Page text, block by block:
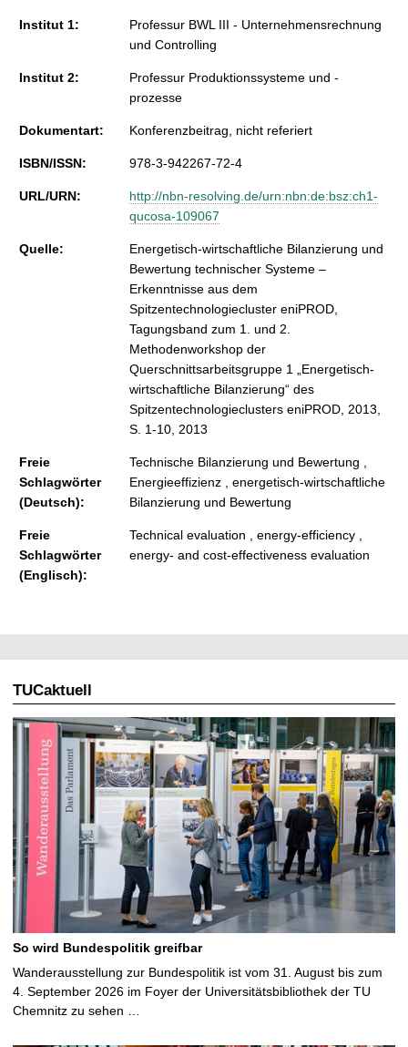
Institut 1:
Professur BWL III - Unternehmensrechnung
und Controlling
Institut 2:
Professur Produktionssysteme und -
prozesse
Dokumentart: Konferenzbeitrag, nicht referiert
ISBN/ISSN: 978-3-942267-72-4
URL/URN:
http://nbn-resolving.de/urn:nbn:de:bsz:ch1-
qucosa-109067
Quelle:
Energetisch-wirtschaftliche Bilanzierung und
Bewertung technischer Systeme –
Erkenntnisse aus dem
Spitzentechnologiecluster eniPROD,
Tagungsband zum 1. und 2.
Methodenworkshop der
Querschnittsarbeitsgruppe 1 „Energetisch-
wirtschaftliche Bilanzierung“ des
Spitzentechnologieclusters eniPROD, 2013,
S. 1-10, 2013
Freie
Schlagwörter
(Deutsch):
Technische Bilanzierung und Bewertung ,
Energieeffizienz , energetisch-wirtschaftliche
Bilanzierung und Bewertung
Freie
Schlagwörter
(Englisch):
Technical evaluation , energy-efficiency ,
energy- and cost-effectiveness evaluation
TUCaktuell
So wird Bundespolitik greifbar
Wanderausstellung zur Bundespolitik ist vom 31. August bis zum
4. September 2026 im Foyer der Universitätsbibliothek der TU
Chemnitz zu sehen …